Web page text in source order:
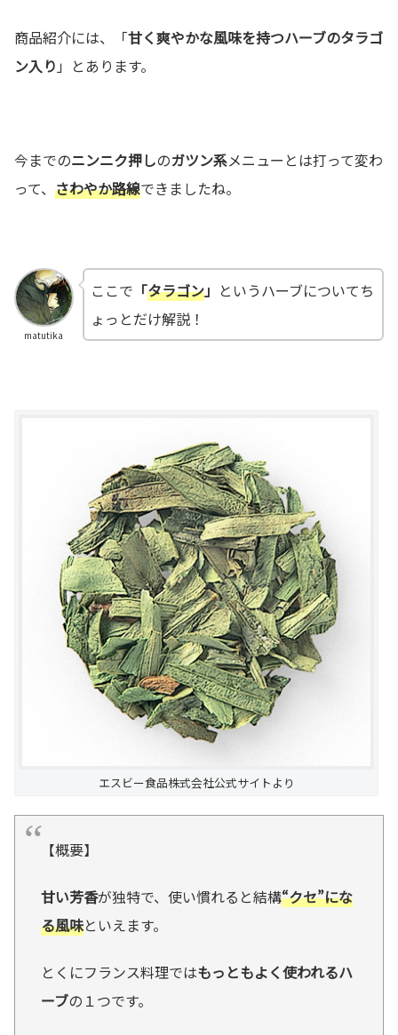
商品紹介には、「甘く爽やかな風味を持つハーブのタラゴ
ン入り 」とあります。
今までのニンニク押しのガツン系メニューとは打って変わ
って、 さわやか路線できましたね。
matutika
ここで 「タラゴン」 というハーブについてち
ょっとだけ解説！
エスビー食品株式会社公式サイトより
【概要】
甘い芳香が独特で、使い慣れると結構“クセ”にな
る風味といえます。
とくにフランス料理ではもっともよく使われるハ
ーブの１つです。